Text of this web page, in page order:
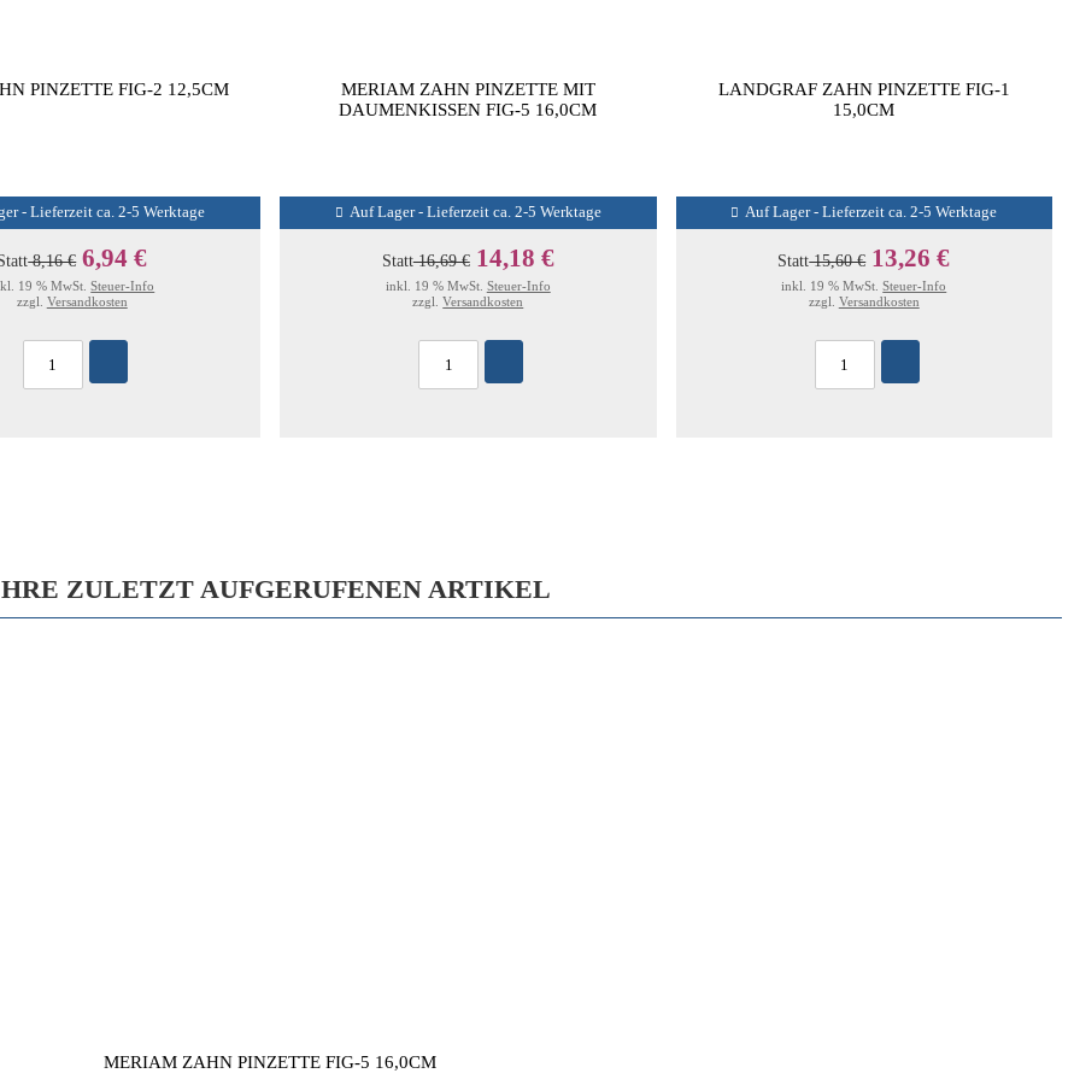
PINZETTE FIG-2 12,5CM
- Lieferzeit ca. 2-5 Werktage
8,16 € 6,94 €
19 % MwSt.Steuer-Info
zzgl. Versandkosten
MERIAM ZAHN PINZETTE MIT
DAUMENKISSEN FIG-5 16,0CM
Auf Lager - Lieferzeit ca. 2-5 Werktage
Statt16,69 € 14,18 €
inkl. 19 % MwSt. Steuer-Info
zzgl.Versandkosten
LANDGRAF ZAHN PINZETTE FIG-1
15,0CM
Auf Lager - Lieferzeit ca. 2-5 Werktage
Statt15,60 € 13,26 €
inkl. 19 % MwSt.Steuer-Info
zzgl. Versandkosten
ZULETZT AUFGERUFENEN ARTIKEL
MERIAM ZAHN PINZETTE FIG-5 16,0CM